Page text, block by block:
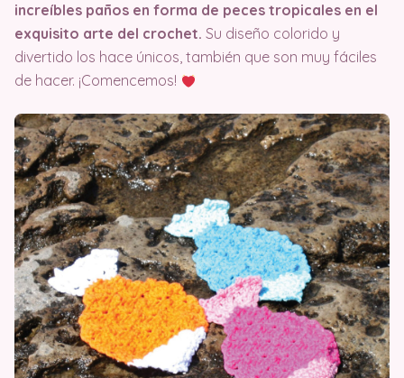
increíbles paños en forma de peces tropicales en el
exquisito arte del crochet. Su diseño colorido y
divertido los hace únicos, también que son muy fáciles
de hacer. ¡Comencemos!